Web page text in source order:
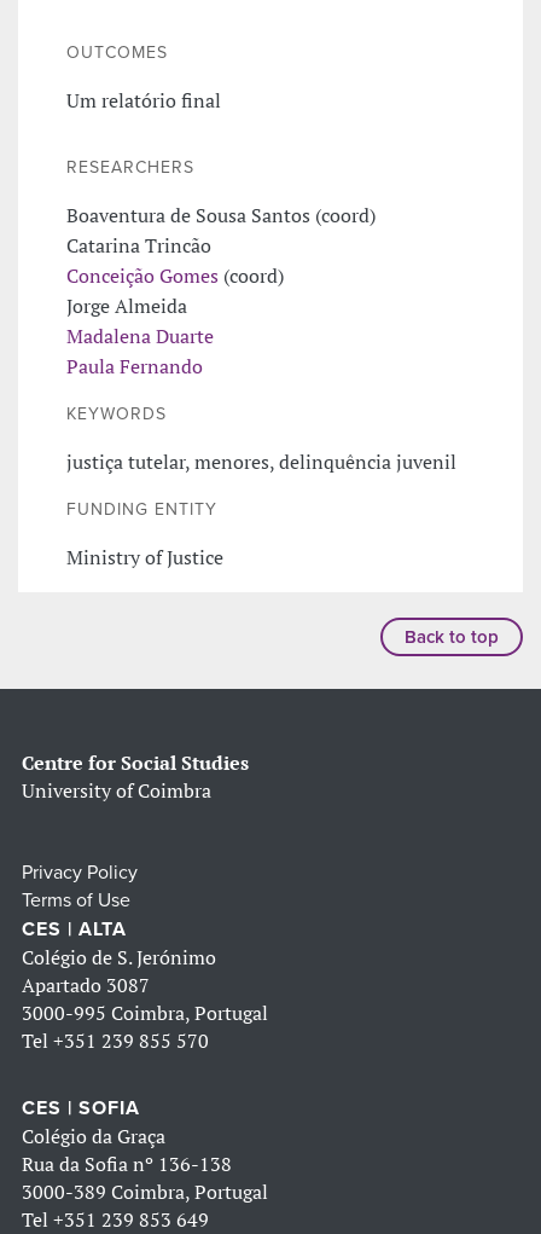
OUTCOMES
Um relatório final
RESEARCHERS
Boaventura de Sousa Santos (coord)
Catarina Trincão
Conceição Gomes (coord)
Jorge Almeida
Madalena Duarte
Paula Fernando
KEYWORDS
justiça tutelar, menores, delinquência juvenil
FUNDING ENTITY
Ministry of Justice
Back to top
Centre for Social Studies
University of Coimbra
Privacy Policy
Terms of Use
CES | ALTA
Colégio de S. Jerónimo
Apartado 3087
3000-995 Coimbra, Portugal
Tel +351 239 855 570
CES | SOFIA
Colégio da Graça
Rua da Sofia nº 136-138
3000-389 Coimbra, Portugal
Tel +351 239 853 649